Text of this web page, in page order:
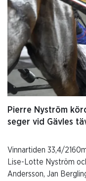
Pierre Nyström
seger vid Gävles
Vinnartiden 33,4/
Lise-Lotte Nyström
Andersson, Jan